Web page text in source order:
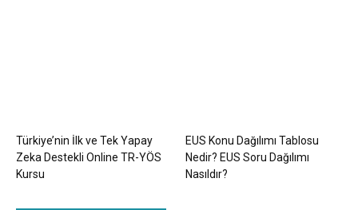
Türkiye’nin İlk ve Tek Yapay
Zeka Destekli Online TR-YÖS
Kursu
EUS Konu Dağılımı Tablosu
Nedir? EUS Soru Dağılımı
Nasıldır?